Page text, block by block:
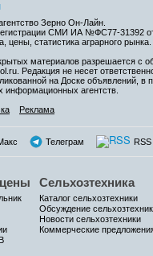
Зерно Он-Лайн
СМИ ИА №ФС77-31392 от
цены, статистика аграрного рынка.
материалов разрешается с
Редакция не несет
на Доске объявлений, в
информационных агентств.
Реклама
Телеграм RSS
Сельхозтехника
Каталог сельхозтехники
Обсуждение
Новости сельхозтехники
Коммерческие